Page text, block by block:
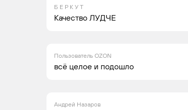
Б Е Р К У Т
Качество ЛУДЧЕ
Пользователь OZON
всё целое и подошло
Андрей Назаров